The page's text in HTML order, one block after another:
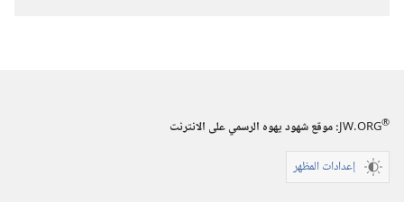
الدراسية)‏
JW.ORG®
:‏ موقع شهود يهوه الرسمي على الانترنت
إعدادات المظهر